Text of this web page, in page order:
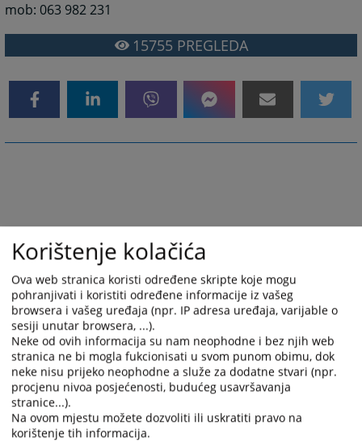
mob: 063 982 231
15755 PREGLEDA
Korištenje kolačića
Ova web stranica koristi određene skripte koje mogu
pohranjivati i koristiti određene informacije iz vašeg
browsera i vašeg uređaja (npr. IP adresa uređaja, varijable o
sesiji unutar browsera, ...).
Neke od ovih informacija su nam neophodne i bez njih web
stranica ne bi mogla fukcionisati u svom punom obimu, dok
neke nisu prijeko neophodne a služe za dodatne stvari (npr.
procjenu nivoa posjećenosti, budućeg usavršavanja
stranice...).
Na ovom mjestu možete dozvoliti ili uskratiti pravo na
korištenje tih informacija.